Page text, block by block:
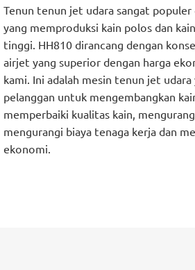
Tenun tenun jet udara sangat populer
yang memproduksi kain polos dan
tinggi. HH810 dirancang dengan
airjet yang superior dengan harga
kami. Ini adalah mesin tenun jet
pelanggan untuk mengembangkan
memperbaiki kualitas kain,
mengurangi biaya tenaga kerja dan
ekonomi.